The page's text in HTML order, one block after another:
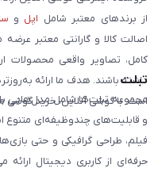
از برندهای معتبر شامل اپل و
اصالت کالا و گارانتی معتبر
کامل، تصاویر واقعی محصولات
داشته باشند. هدف ما ارائه
است. با گوشی آنلاین، خرید گوشی
تبلت
مجموعه تبلت‌ها شامل مدل‌هایی
و قابلیت‌های چندوظیفه‌ای متنوع
فیلم، طراحی گرافیکی و حتی
حرفه‌ای از کاربری دیجیتال ارائه